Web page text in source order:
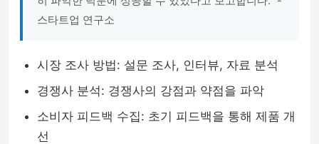
스타트업 연구소
시장 조사 방법: 설문 조사, 인터뷰, 자료 분석
경쟁사 분석: 경쟁사의 강점과 약점을 파악
소비자 피드백 수집: 초기 피드백을 통해 제품 개
선